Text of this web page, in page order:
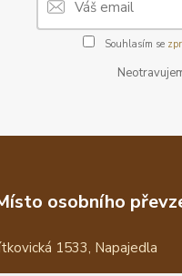
Souhlasím se
osobního
1533, Napajedla